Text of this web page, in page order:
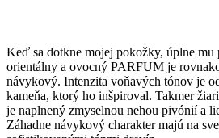
Keď sa dotkne mojej pokožky, úplne mu
orientálny a ovocný PARFUM je
návykový. Intenzita voňavých tónov je
kameňa, ktorý ho inšpiroval. Takmer
je naplnený zmyselnou nehou pivónií a
Záhadne návykový charakter majú na